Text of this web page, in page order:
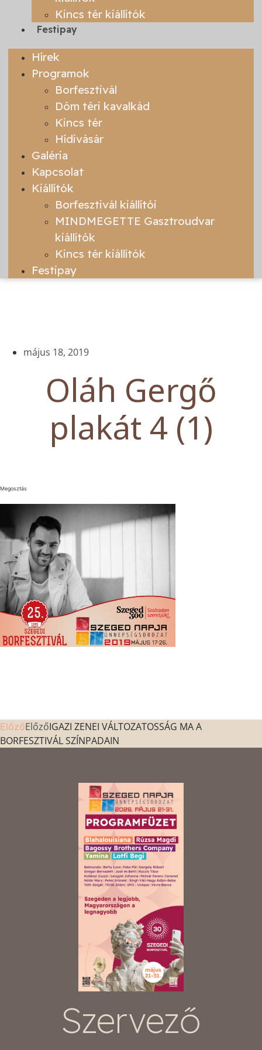
Kincs tér kiállítók
Festipay
Hírek
Programok
Borfesztivál
Dóm téri kavalkád
Kincs tér
Hídivásár
Galéria
Kapcsolat
Kiállítók
Borfesztivál kiállítói
MINDMEGETTE Gasztroudvar
kiállítók
Kincs tér kiállítók
Festipay
május 18, 2019
Oláh Gergő
plakát 4 (1)
Megosztás
ElőzőElőzőIGAZI ZENEI VÁLTOZATOSSÁG MA A
BORFESZTIVÁL SZÍNPADAIN
Szervező